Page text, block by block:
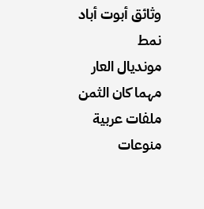
وثائق أبوت أباد
نمط
مونديال العار
مهما كان الثمن
ملفات عربية
منوعات